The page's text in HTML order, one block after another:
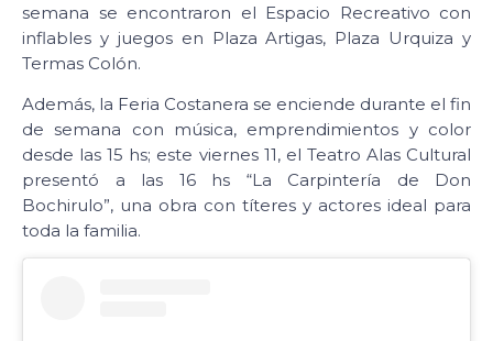
semana se encontraron el Espacio Recreativo con
inflables y juegos en Plaza Artigas, Plaza Urquiza y
Termas Colón.
Además, la Feria Costanera se enciende durante el fin
de semana con música, emprendimientos y color
desde las 15 hs; este viernes 11, el Teatro Alas Cultural
presentó a las 16 hs “La Carpintería de Don
Bochirulo”, una obra con títeres y actores ideal para
toda la familia.